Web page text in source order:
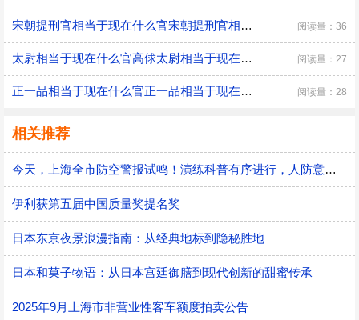
宋朝提刑官相当于现在什么官宋朝提刑官相当于现在什么官职 阅读量：36
太尉相当于现在什么官高俅太尉相当于现在什么官 阅读量：27
正一品相当于现在什么官正一品相当于现在什么官职 阅读量：28
相关推荐
今天，上海全市防空警报试鸣！演练科普有序进行，人防意识“声入人心”
伊利获第五届中国质量奖提名奖
日本东京夜景浪漫指南：从经典地标到隐秘胜地
日本和菓子物语：从日本宫廷御膳到现代创新的甜蜜传承
2025年9月上海市非营业性客车额度拍卖公告